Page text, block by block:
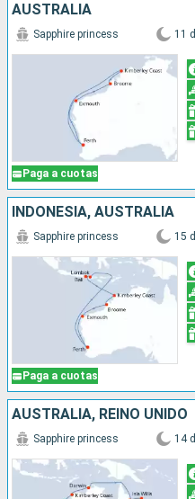
AUSTRALIA
Paga a cuotas
Sapphire princess 11 d
INDONESIA, AUSTRALIA
Paga a cuotas
Sapphire princess 15 d
AUSTRALIA, REINO UNIDO
Sapphire princess 14 d